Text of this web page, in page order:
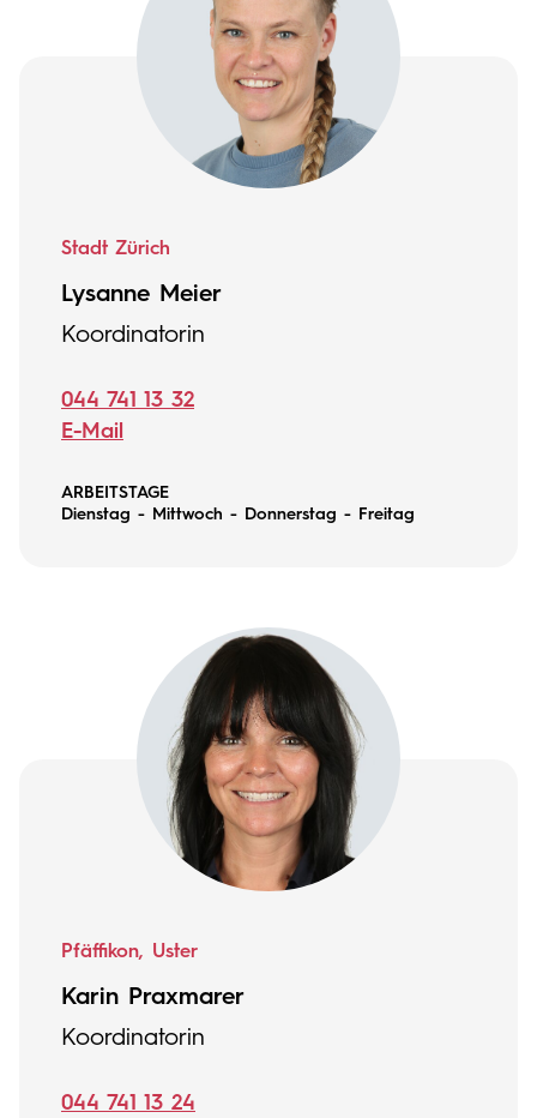
Stadt Zürich
Lysanne Meier
Koordinatorin
044 741 13 32
E-Mail
ARBEITSTAGE
Dienstag - Mittwoch - Donnerstag - Freitag
Pfäffikon, Uster
Karin Praxmarer
Koordinatorin
044 741 13 24